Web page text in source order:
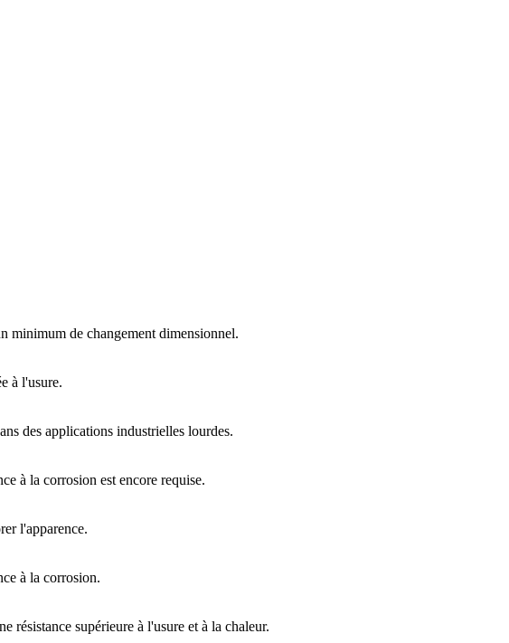
minimum de changement dimensionnel.
à l'usure.
des applications industrielles lourdes.
à la corrosion est encore requise.
l'apparence.
à la corrosion.
résistance supérieure à l'usure et à la chaleur.